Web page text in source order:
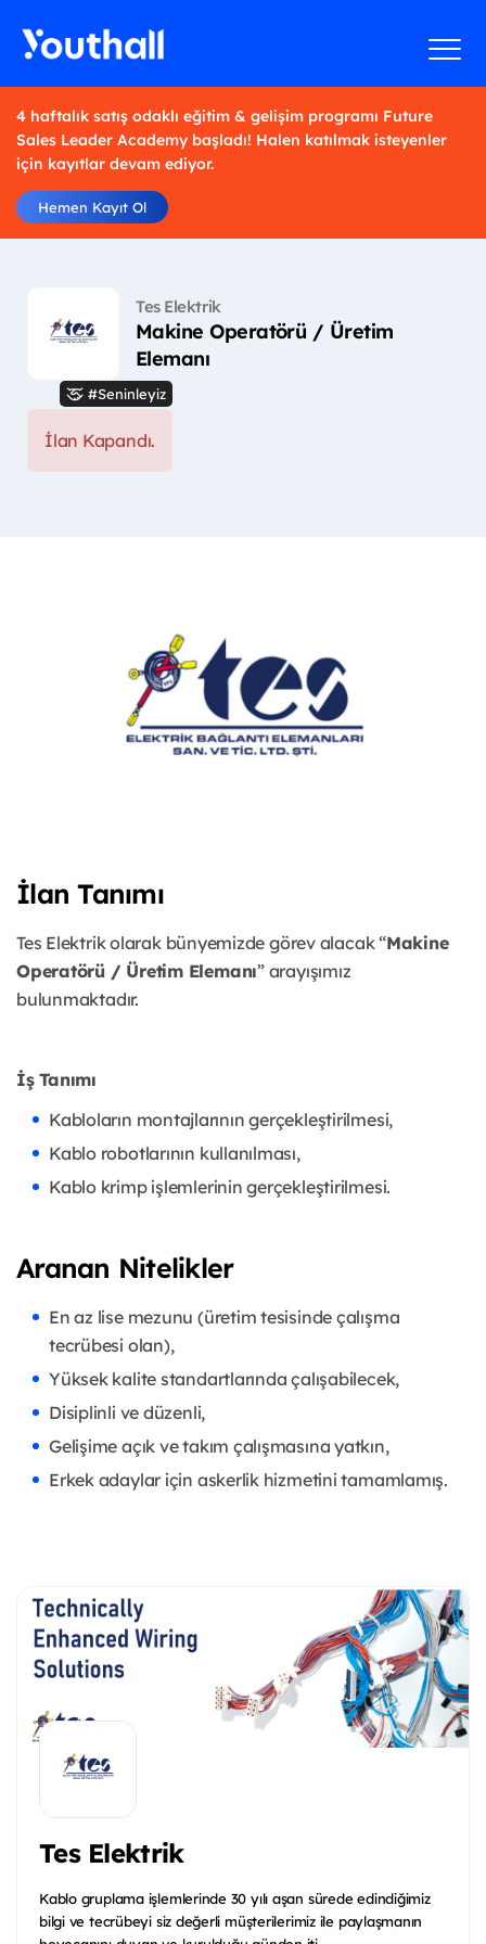
4 haftalık satış odaklı eğitim & gelişim programı Future
Sales Leader Academy başladı! Halen katılmak isteyenler
için kayıtlar devam ediyor.
Hemen Kayıt Ol
Tes Elektrik
Makine Operatörü / Üretim
Elemanı
#Seninleyiz
İlan Kapandı.
İlan Tanımı
Tes Elektrik olarak bünyemizde görev alacak “Makine
Operatörü / Üretim Elemanı” arayışımız
bulunmaktadır.
İş Tanımı
Kabloların montajlarının gerçekleştirilmesi,
Kablo robotlarının kullanılması,
Kablo krimp işlemlerinin gerçekleştirilmesi.
Aranan Nitelikler
En az lise mezunu (üretim tesisinde çalışma
tecrübesi olan),
Yüksek kalite standartlarında çalışabilecek,
Disiplinli ve düzenli,
Gelişime açık ve takım çalışmasına yatkın,
Erkek adaylar için askerlik hizmetini tamamlamış.
Tes Elektrik
Kablo gruplama işlemlerinde 30 yılı aşan sürede edindiğimiz
bilgi ve tecrübeyi siz değerli müşterilerimiz ile paylaşmanın